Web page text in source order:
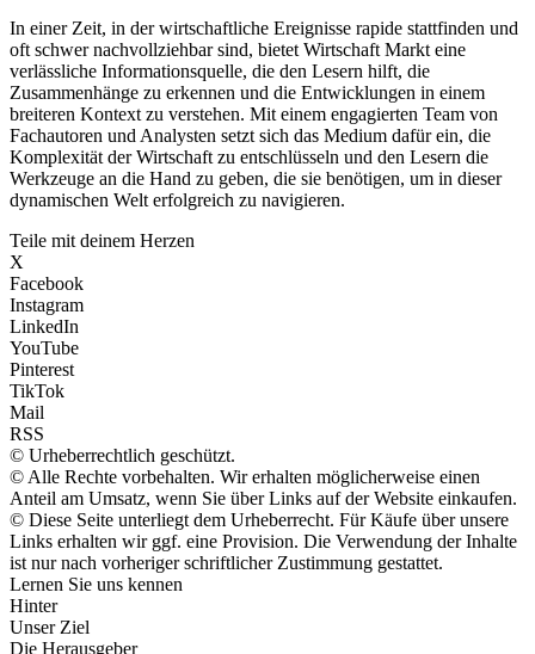
In einer Zeit, in der wirtschaftliche Ereignisse rapide stattfinden und
oft schwer nachvollziehbar sind, bietet Wirtschaft Markt eine
verlässliche Informationsquelle, die den Lesern hilft, die
Zusammenhänge zu erkennen und die Entwicklungen in einem
breiteren Kontext zu verstehen. Mit einem engagierten Team von
Fachautoren und Analysten setzt sich das Medium dafür ein, die
Komplexität der Wirtschaft zu entschlüsseln und den Lesern die
Werkzeuge an die Hand zu geben, die sie benötigen, um in dieser
dynamischen Welt erfolgreich zu navigieren.
Teile mit deinem Herzen
X
Facebook
Instagram
LinkedIn
YouTube
Pinterest
TikTok
Mail
RSS
© Urheberrechtlich geschützt.
© Alle Rechte vorbehalten. Wir erhalten möglicherweise einen
Anteil am Umsatz, wenn Sie über Links auf der Website einkaufen.
© Diese Seite unterliegt dem Urheberrecht. Für Käufe über unsere
Links erhalten wir ggf. eine Provision. Die Verwendung der Inhalte
ist nur nach vorheriger schriftlicher Zustimmung gestattet.
Lernen Sie uns kennen
Hinter
Unser Ziel
Die Herausgeber